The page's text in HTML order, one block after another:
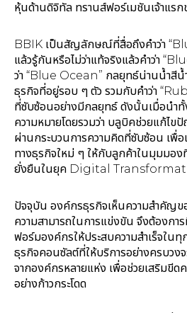
หุ้นด้านดิจิทัล ทรานส์ฟอร์เมชันเจ้าแรก
BBIK เป็นสัญลักษณ์ที่สื่อถึงคำว่า
แล้วรู้กันหรือไม่ว่าแท้จริงแล้วคำว่า
ว่า “Blue Ocean” กลยุทธ์น่านน้ำสีน้
ธุรกิจที่อยู่รอบ ๆ ตัว รวมกับคำว่า
ที่ซับซ้อนอย่างมีกลยุทธ์ ดังนั้นเมื่อนำ
ความหมายโดยรวมว่า บลูบิคช่วยแก้ไข
ผ่านกระบวนการความคิดที่ซับซ้อน เพื่อ
ทางธุรกิจใหม่ ๆ ให้กับลูกค้าในมุมมอง
ยั่งยืนในยุค Digital
ปัจจุบัน องค์กรธุรกิจเห็นความสำคัญข
ความสามารถในการแข่งขัน จึงต้องกา
ฟอร์มองค์กรให้ประสบความสำเร็จใน
ธุรกิจคอนซัลต์ที่ให้บริการอย่างครบวงจ
จากองค์กรหลายแห่ง เพื่อช่วยเสริมขีดค
อย่างก้าวกระโดด